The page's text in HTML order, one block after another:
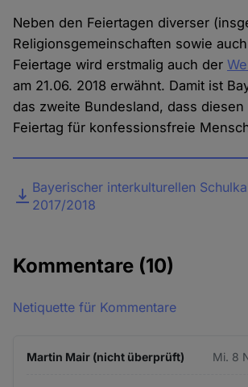
Neben den Feiertagen diverser
Religionsgemeinschaften sowie
Feiertage wird erstmalig auch der
am 21.06. 2018 erwähnt. Damit ist
das zweite Bundesland, dass diesen
Feiertag für konfessionsfreie
DateiBayerischer interkulturellen
2017/2018
Kommentare (10)
Netiquette für Kommentare
Martin Mair (nicht überprüft) Mi. 8